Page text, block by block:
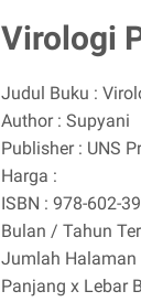
Virologi
Judul Buku :
Author : Supyani
Publisher : UNS
Harga :
ISBN : 978-602-
Bulan / Tahun
Jumlah Halaman
Panjang x Lebar